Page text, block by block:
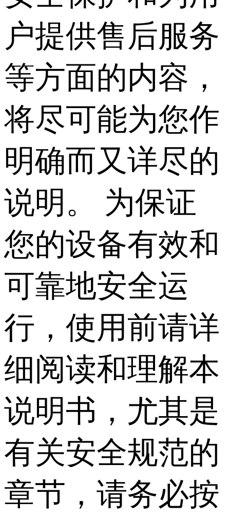
户提供售后服务
等方面的内容，
将尽可能为您作
明确而又详尽的
说明。 为保证
您的设备有效和
可靠地安全运
行，使用前请详
细阅读和理解本
说明书，尤其是
有关安全规范的
章节，请务必按